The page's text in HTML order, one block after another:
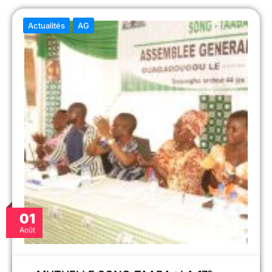
01
Août
Actualités AG